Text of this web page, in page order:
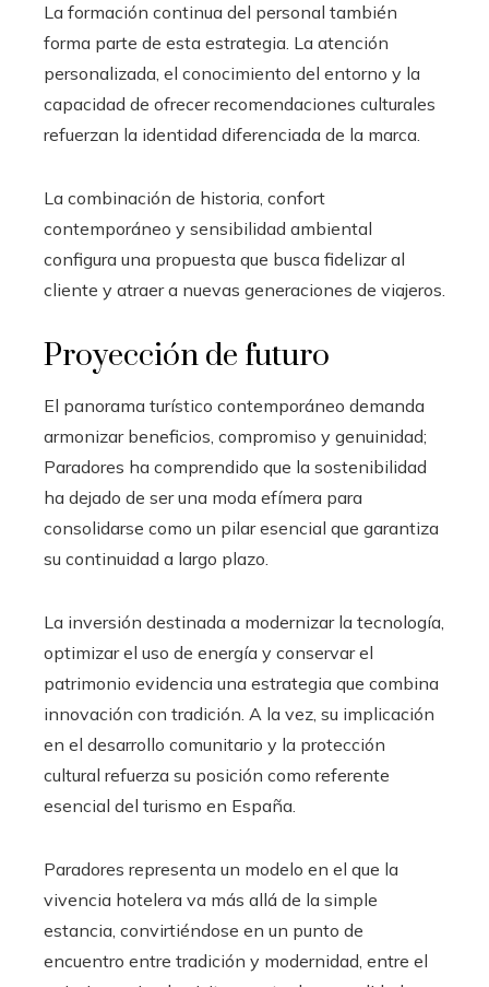
La formación continua del personal también
forma parte de esta estrategia. La atención
personalizada, el conocimiento del entorno y la
capacidad de ofrecer recomendaciones culturales
refuerzan la identidad diferenciada de la marca.
La combinación de historia, confort
contemporáneo y sensibilidad ambiental
configura una propuesta que busca fidelizar al
cliente y atraer a nuevas generaciones de viajeros.
Proyección de futuro
El panorama turístico contemporáneo demanda
armonizar beneficios, compromiso y genuinidad;
Paradores ha comprendido que la sostenibilidad
ha dejado de ser una moda efímera para
consolidarse como un pilar esencial que garantiza
su continuidad a largo plazo.
La inversión destinada a modernizar la tecnología,
optimizar el uso de energía y conservar el
patrimonio evidencia una estrategia que combina
innovación con tradición. A la vez, su implicación
en el desarrollo comunitario y la protección
cultural refuerza su posición como referente
esencial del turismo en España.
Paradores representa un modelo en el que la
vivencia hotelera va más allá de la simple
estancia, convirtiéndose en un punto de
encuentro entre tradición y modernidad, entre el